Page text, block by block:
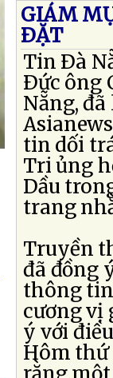
GIÁM
ÐẶT
Tin Ðà
Ðức ông
Nẵng,
tin dối
Tri ủng
Dầu
trang
Truyền
đã đồng
thông tin
cương vị
ý với
Hôm thứ